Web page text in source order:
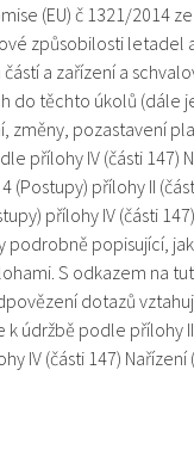
(EU) č 1321/2014
způsobilosti letadel
a zařízení a
do těchto úkolů (dále
změny, pozastavení
přílohy IV (části 147)
(Postupy) přílohy II
přílohy IV (části
podrobně popisující,
S odkazem na
dotazů
údržbě podle přílohy II
IV (části 147)